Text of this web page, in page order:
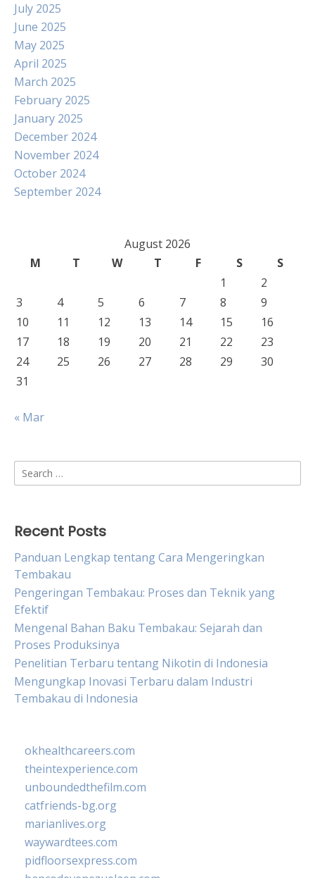
July 2025
June 2025
May 2025
April 2025
March 2025
February 2025
January 2025
December 2024
November 2024
October 2024
September 2024
August 2026
M
T W T F S
S
1
2
3
4 5 6 7 8
9
10
11 12 13 14 15
16
17
18 19 20 21 22
23
24
25 26 27 28 29
30
31
« Mar
Search
for:
Recent Posts
Panduan Lengkap tentang Cara Mengeringkan
Tembakau
Pengeringan Tembakau: Proses dan Teknik yang
Efektif
Mengenal Bahan Baku Tembakau: Sejarah dan
Proses Produksinya
Penelitian Terbaru tentang Nikotin di Indonesia
Mengungkap Inovasi Terbaru dalam Industri
Tembakau di Indonesia
okhealthcareers.com
theintexperience.com
unboundedthefilm.com
catfriends-bg.org
marianlives.org
waywardtees.com
pidfloorsexpress.com